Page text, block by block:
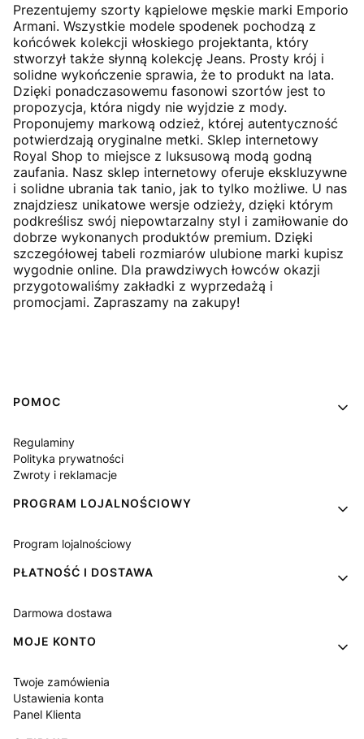
Prezentujemy szorty kąpielowe męskie marki Emporio
Armani. Wszystkie modele spodenek pochodzą z
końcówek kolekcji włoskiego projektanta, który
stworzył także słynną kolekcję Jeans. Prosty krój i
solidne wykończenie sprawia, że to produkt na lata.
Dzięki ponadczasowemu fasonowi szortów jest to
propozycja, która nigdy nie wyjdzie z mody.
Proponujemy markową odzież, której autentyczność
potwierdzają oryginalne metki. Sklep internetowy
Royal Shop to miejsce z luksusową modą godną
zaufania. Nasz sklep internetowy oferuje ekskluzywne
i solidne ubrania tak tanio, jak to tylko możliwe. U nas
znajdziesz unikatowe wersje odzieży, dzięki którym
podkreślisz swój niepowtarzalny styl i zamiłowanie do
dobrze wykonanych produktów premium. Dzięki
szczegółowej tabeli rozmiarów ulubione marki kupisz
wygodnie online. Dla prawdziwych łowców okazji
przygotowaliśmy zakładki z wyprzedażą i
promocjami. Zapraszamy na zakupy!
Linki w stopce
POMOC
Regulaminy
Polityka prywatności
Zwroty i reklamacje
PROGRAM LOJALNOŚCIOWY
Program lojalnościowy
PŁATNOŚĆ I DOSTAWA
Darmowa dostawa
MOJE KONTO
Twoje zamówienia
Ustawienia konta
Panel Klienta